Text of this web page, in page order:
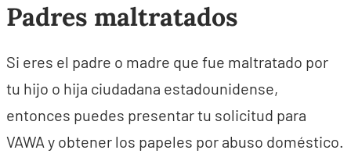
Padres maltratados
Si eres el padre o madre que fue maltratado por
tu hijo o hija ciudadana estadounidense,
entonces puedes presentar tu solicitud para
VAWA y obtener los papeles por abuso doméstico.